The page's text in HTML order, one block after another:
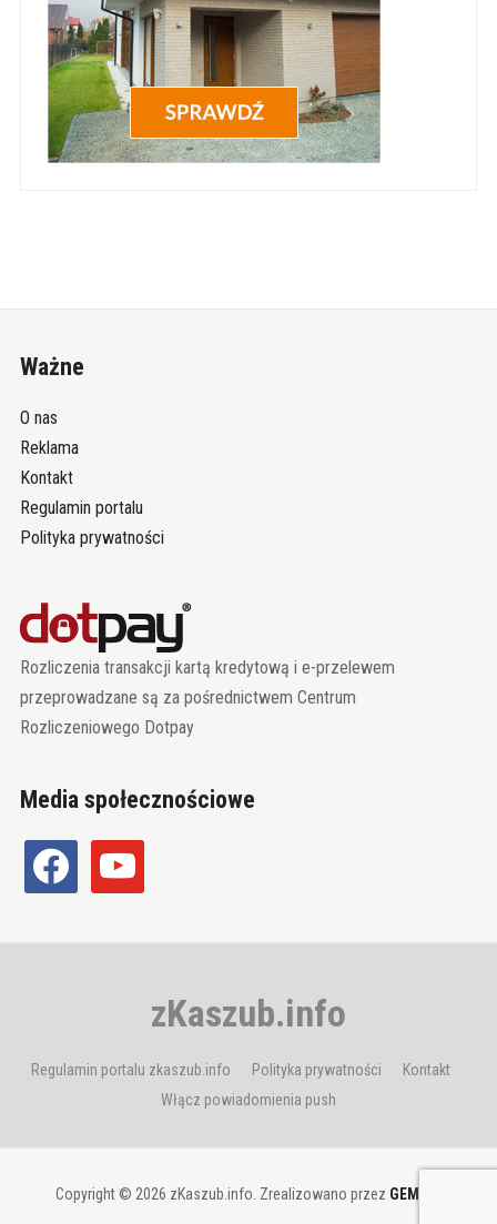
Ważne
O nas
Reklama
Kontakt
Regulamin portalu
Polityka prywatności
Rozliczenia transakcji kartą kredytową i e-przelewem
przeprowadzane są za pośrednictwem Centrum
Rozliczeniowego Dotpay
Media społecznościowe
facebook youtube
zKaszub.info
Regulamin portalu zkaszub.info Polityka prywatności
Kontakt
Włącz powiadomienia push
Copyright © 2026 zKaszub.info. Zrealizowano przez GEMBIT